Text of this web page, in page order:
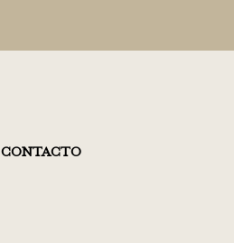
CONTACTO